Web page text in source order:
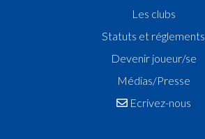
Les clubs
Statuts et réglements
Devenir joueur/se
Médias/Presse
Ecrivez-nous